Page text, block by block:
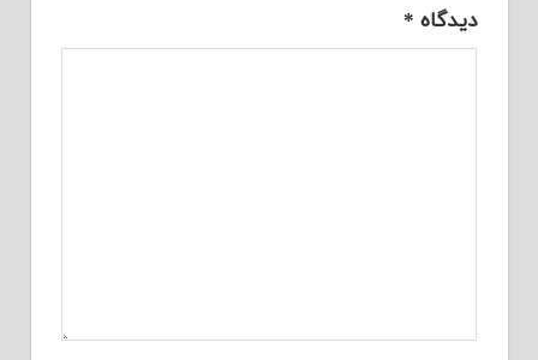
دیدگاه *